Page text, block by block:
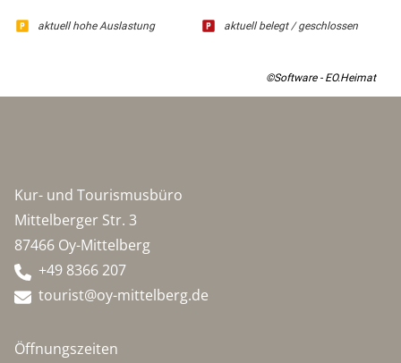
aktuell hohe Auslastung aktuell belegt / geschlossen
©Software - EO.Heimat
Kur- und Tourismusbüro
Mittelberger Str. 3
87466 Oy-Mittelberg
+49 8366 207
tourist@oy-mittelberg.de
Öffnungszeiten